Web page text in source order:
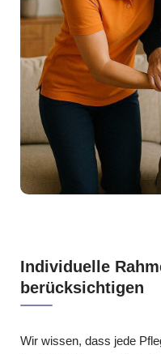
Individuelle
berücksichtigen
Wir wissen, dass jede